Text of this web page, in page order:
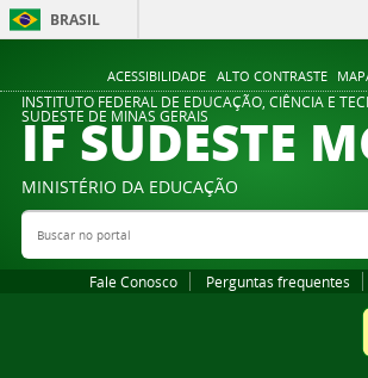
ACESSIBILIDADE ALTO CONTRASTE
BRASIL
INSTITUTO FEDERAL DE EDUCAÇÃO, CIÊNCIA E
SUDESTE DE MINAS GERAIS
IF SUDESTE
MINISTÉRIO DA EDUCAÇÃO
Buscar no portal
Fale Conosco Perguntas frequentes